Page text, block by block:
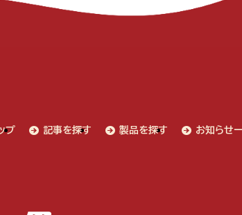
プ 記事を探す 製品を探す お知らせ